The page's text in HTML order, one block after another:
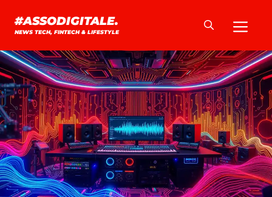
#ASSODIGITALE.
NEWS TECH, FINTECH & LIFESTYLE